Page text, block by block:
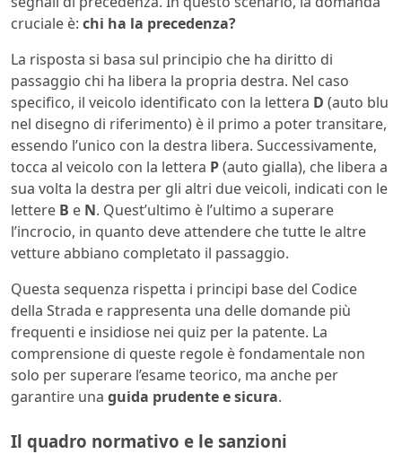
cruciale è: chi ha la precedenza?
La risposta si basa sul principio che ha diritto di
passaggio chi ha libera la propria destra. Nel caso
specifico, il veicolo identificato con la lettera D (auto blu
nel disegno di riferimento) è il primo a poter transitare,
essendo l’unico con la destra libera. Successivamente,
tocca al veicolo con la lettera P(auto gialla), che libera a
sua volta la destra per gli altri due veicoli, indicati con le
lettere B e N. Quest’ultimo è l’ultimo a superare
l’incrocio, in quanto deve attendere che tutte le altre
vetture abbiano completato il passaggio.
Questa sequenza rispetta i principi base del Codice
della Strada e rappresenta una delle domande più
frequenti e insidiose nei quiz per la patente. La
comprensione di queste regole è fondamentale non
solo per superare l’esame teorico, ma anche per
garantire una guida prudente e sicura.
Il quadro normativo e le sanzioni